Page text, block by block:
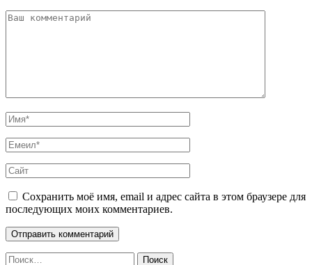
Сохранить моё имя, email и адрес сайта в этом браузере для
последующих моих комментариев.
Найти: